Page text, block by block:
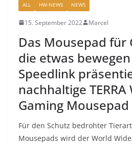
ALL HW-NEWS NEWS
15. September 2022 Marcel
Das Mousepad für
die etwas
Speedlink
nachhaltige TERRA
Gaming Mousepad
Für den Schutz bedrohter
Mousepads wird der World